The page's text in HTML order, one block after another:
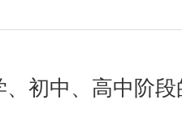
、初中、高中阶